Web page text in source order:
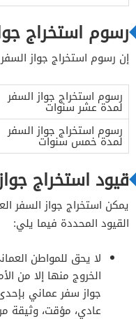
رسوم استخراج
إن رسوم استخراج جواز
رسوم استخراج جواز السفر
لمدة عشر سنوات
رسوم استخراج جواز السفر
لمدة خمس سنوات
قيود استخراج
يمكن استخراج جواز السفر
القيود المحددة فيما يلي:
لا يحق للمواطن
الخروج منها إلا من
جواز سفر عماني
عادي، مؤقت، وثيقة